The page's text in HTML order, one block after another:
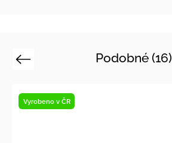
Podobné (16)
Previous
Novinka